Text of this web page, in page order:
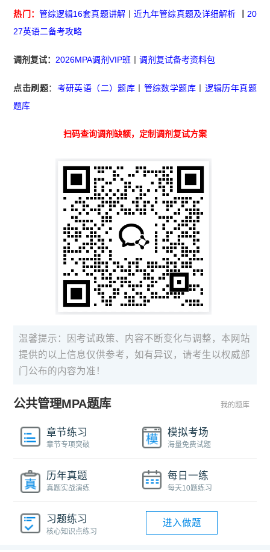
热门： 管综逻辑16套真题讲解丨近九年管综真题及详细解析
20
27英语二备考攻略
调剂复试：2026MPA调剂VIP班 丨调剂复试备考资料包
点击刷题： 考研英语（二）题库 管综数学题库
逻辑历年真题
题库
扫码查询调剂缺额，定制调剂复试方案
温馨提示：因考试政策、内容不断变化与调整，本网站
提供的以上信息仅供参考，如有异议，请考生以权威部
门公布的内容为准！
公共管理MPA题库 我的题库
章节练习
章节专项突破
模拟考场
海量免费试题
历年真题
真题实战演练
每日一练
每天10题练习
习题练习
核心知识点练习
进入做题